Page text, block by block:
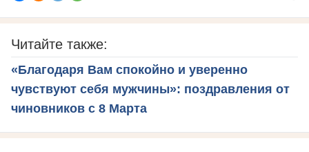
Читайте также:
«Благодаря Вам спокойно и уверенно
чувствуют себя мужчины»: поздравления от
чиновников с 8 Марта